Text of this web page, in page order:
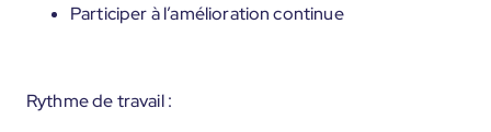
Participer à l’amélioration continue
Rythme de travail :